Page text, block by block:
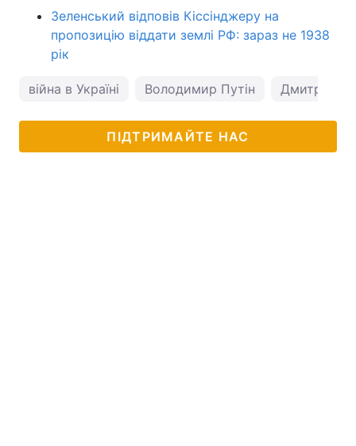
Зеленський відповів Кіссінджеру на
пропозицію віддати землі РФ: зараз не 1938
рік
війна в Україні Володимир Путін Дмитро
ПІДТРИМАЙТЕ НАС